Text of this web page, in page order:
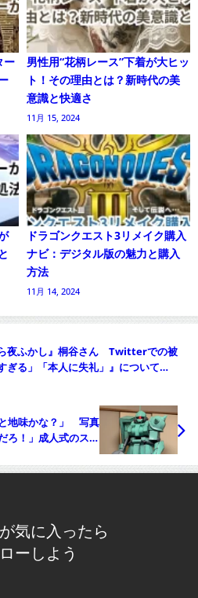
ー
男性用“花柄レース”下着が大ヒッ
ト！その理由とは？新時代の美
意識と快適さ
11月 15, 2024
ドラゴンクエスト3リメイク購入
ナビ：デジタル版の魅力と購入
方法
11月 14, 2024
ら夜ふかし』桐谷さん Twitterでの被
ぎる」「本人に失礼」』について
と地味かな？」 写真
ろ！」成人式のスー
気に入ったら
ーしよう